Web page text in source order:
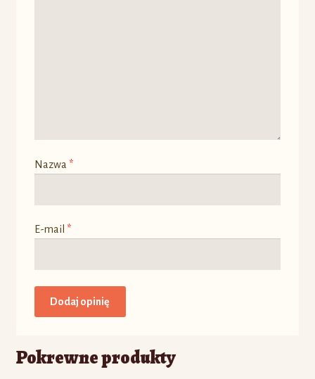
Nazwa *
E-mail *
Pokrewne produkty